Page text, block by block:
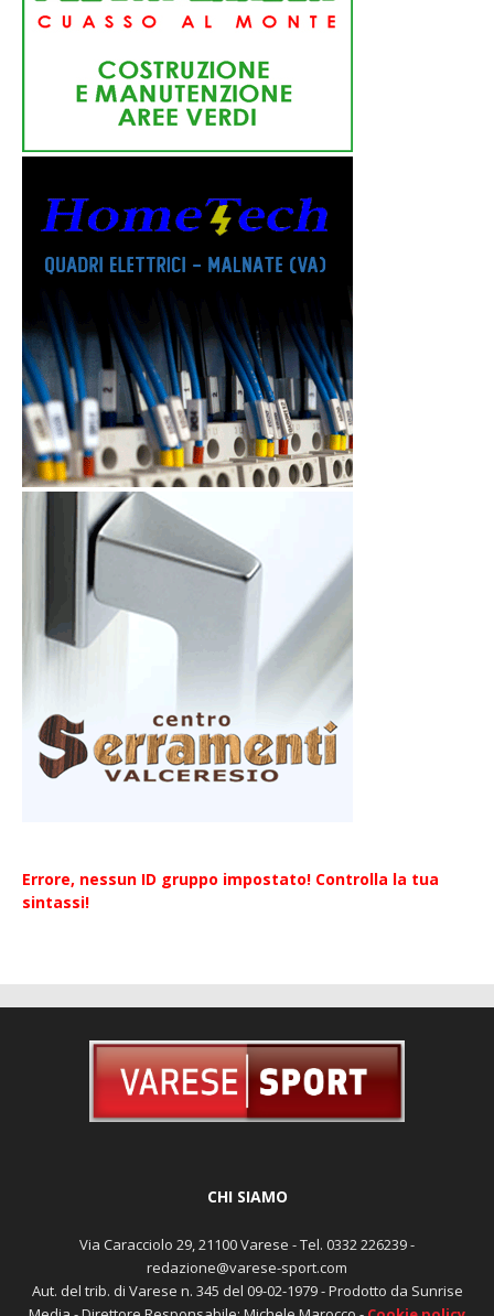
Errore, nessun ID gruppo impostato! Controlla la tua
sintassi!
CHI SIAMO
Via Caracciolo 29, 21100 Varese - Tel. 0332 226239 -
redazione@varese-sport.com
Aut. del trib. di Varese n. 345 del 09-02-1979 - Prodotto da Sunrise